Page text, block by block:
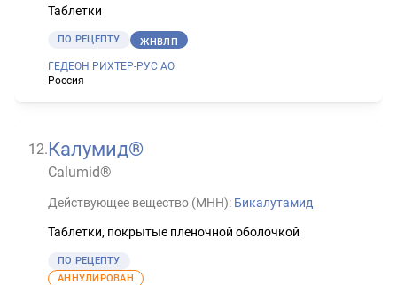
Таблетки
ПО РЕЦЕПТУ ЖНВЛП
ГЕДЕОН РИХТЕР-РУС АО
Россия
12.Калумид®
Calumid®
Действующее вещество (МНН): Бикалутамид
Таблетки, покрытые пленочной оболочкой
ПО РЕЦЕПТУ
АННУЛИРОВАН